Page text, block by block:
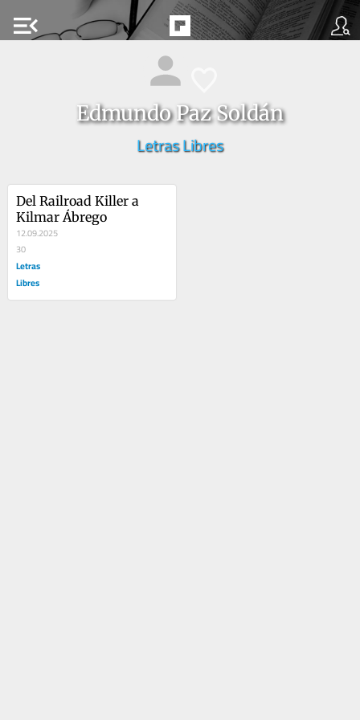
menu_open
Edmundo Paz Soldán
Letras Libres
Del Railroad Killer a
Kilmar Ábrego
12.09.2025
30
Letras
Libres